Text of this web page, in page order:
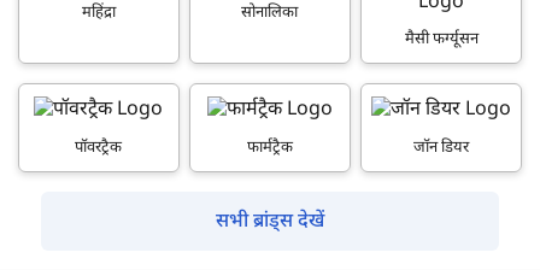
महिंद्रा
सोनालिका
मैसी फर्ग्यूसन
पॉवरट्रैक फार्मट्रैक जॉन डियर
सभी ब्रांड्स देखें